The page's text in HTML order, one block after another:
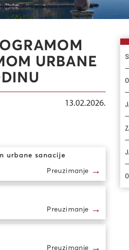
URBANE
13.02.2026.
urbane sanacije
Preuzimanje →
Preuzimanje →
Preuzimanje